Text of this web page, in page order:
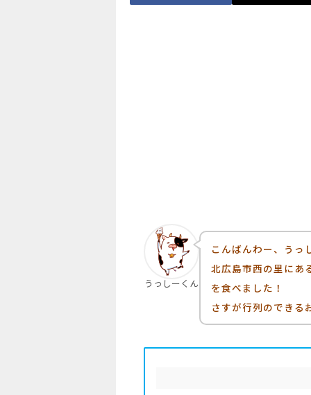
うっしーくん
こんばんわー、うっ
北広島市西の里にあ
を食べました！
さすが行列のできる